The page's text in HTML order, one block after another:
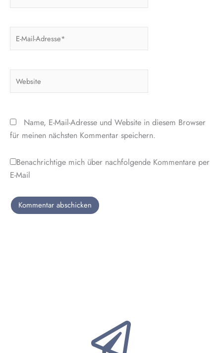
Name, E-Mail-Adresse und Website in diesem Browser
für meinen nächsten Kommentar speichern.
Benachrichtige mich über nachfolgende Kommentare per
E-Mail